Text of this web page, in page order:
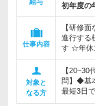
給与
初年度の
仕事内容
【研修
進行する
す ☆年休
対象と
なる方
【
問】◆基
最短3日